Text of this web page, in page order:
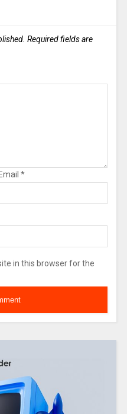
Required fields are
*
in this browser for the